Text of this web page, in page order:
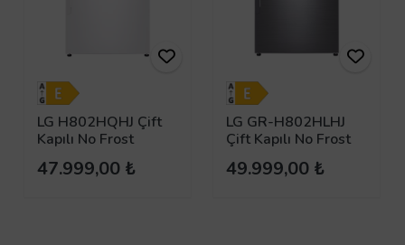
LG H802HQHJ Çift
Kapılı No Frost
47.999,00 ₺
LG GR-H802HLHJ
Çift Kapılı No Frost
49.999,00 ₺